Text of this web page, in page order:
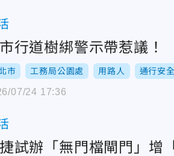
行道樹綁警示帶惹議
市 工務局公園處 用路人 通行安全
07/24 17:36
試辦「無門檔閘門」增